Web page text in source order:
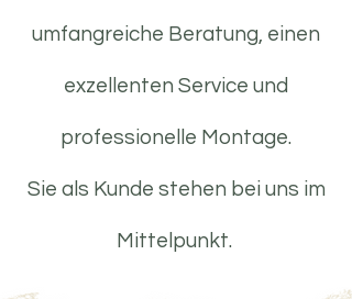
umfangreiche Beratung, einen
exzellenten Service und
professionelle Montage.
Sie als Kunde stehen bei uns im
Mittelpunkt.